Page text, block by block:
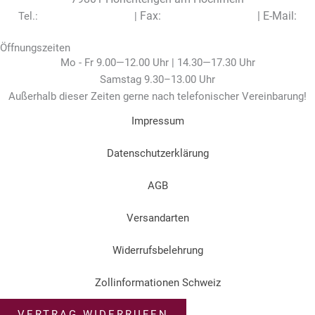
Tel.:
| Fax: E-Mail:
Öffnungszeiten
Mo - Fr 9.00—12.00 Uhr | 14.30—17.30 Uhr
Samstag 9.30–13.00 Uhr
Außerhalb dieser Zeiten gerne nach telefonischer Vereinbarung!
Impressum
Datenschutzerklärung
AGB
Versandarten
Widerrufsbelehrung
Zollinformationen Schweiz